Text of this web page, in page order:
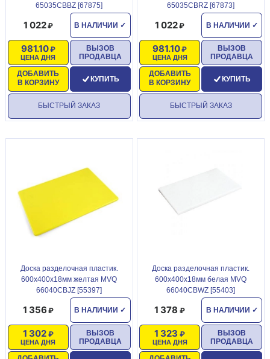
65035CBBZ [67875]
В НАЛИЧИИ ✓
1 022
ЦЕНА ДНЯ
981.10
ДОБАВИТЬ
В КОРЗИНУ
ВЫЗОВ
ПРОДАВЦА
КУПИТЬ
БЫСТРЫЙ ЗАКАЗ
65035CBRZ [67873]
В НАЛИЧИИ ✓
1 022
ЦЕНА ДНЯ
981.10
ДОБАВИТЬ
В КОРЗИНУ
ВЫЗОВ
ПРОДАВЦА
КУПИТЬ
БЫСТРЫЙ ЗАКАЗ
Доска разделочная пластик.
600х400х18мм желтая MVQ
66040CBJZ [55397]
В НАЛИЧИИ ✓
1 356
ЦЕНА ДНЯ
1 302
ВЫЗОВ
ПРОДАВЦА
Доска разделочная пластик.
600х400х18мм белая MVQ
66040CBWZ [55403]
В НАЛИЧИИ ✓
1 378
ЦЕНА ДНЯ
1 323
ВЫЗОВ
ПРОДАВЦА